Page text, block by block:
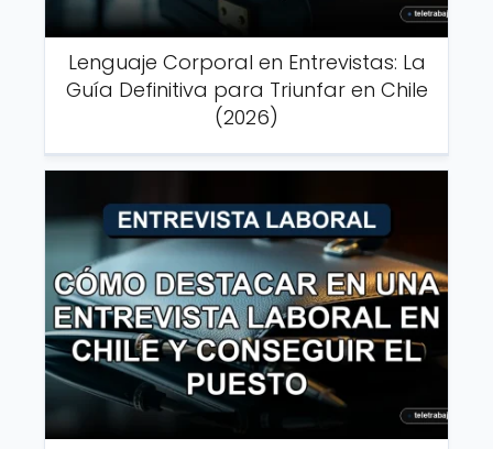
Lenguaje Corporal en Entrevistas: La
Guía Definitiva para Triunfar en Chile
(2026)